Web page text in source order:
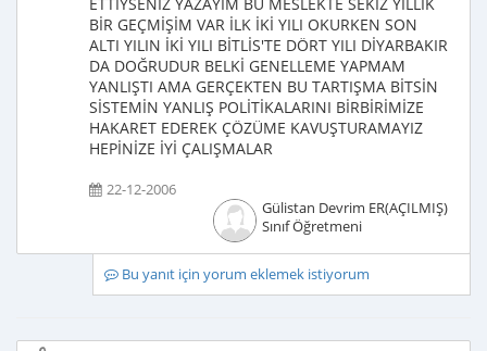
BİR GEÇMİŞİM VAR İLK İKİ YILI OKURKEN SON
ALTI YILIN İKİ YILI BİTLİS'TE DÖRT YILI DİYARBAKIR
DA DOĞRUDUR BELKİ GENELLEME YAPMAM
YANLIŞTI AMA GERÇEKTEN BU TARTIŞMA BİTSİN
SİSTEMİN YANLIŞ POLİTİKALARINI BİRBİRİMİZE
HAKARET EDEREK ÇÖZÜME KAVUŞTURAMAYIZ
HEPİNİZE İYİ ÇALIŞMALAR
22-12-2006
Gülistan Devrim ER(AÇILMIŞ)
Sınıf Öğretmeni
Bu yanıt için yorum eklemek istiyorum